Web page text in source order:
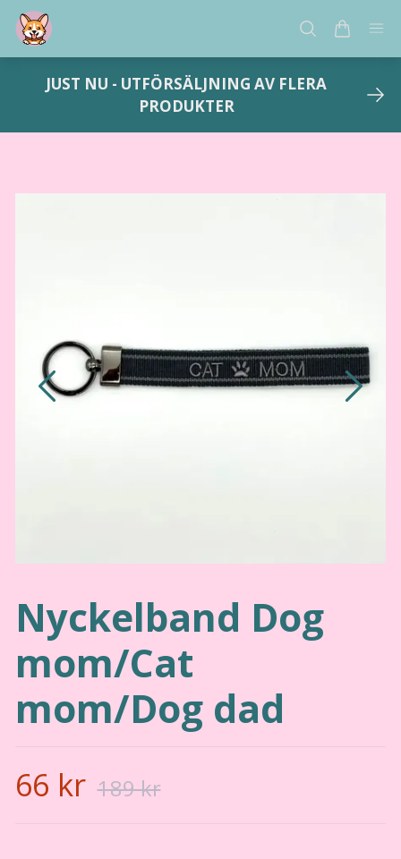
JUST NU - UTFÖRSÄLJNING AV FLERA
PRODUKTER
Nyckelband Dog
mom/Cat
mom/Dog dad
66 kr 189 kr